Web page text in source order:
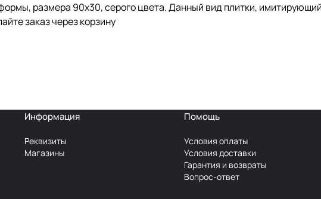
размера 90x30, серого цвета. Данный вид плитки,
заказ через корзину
Информация
Реквизиты
Магазины
Помощь
Условия оплаты
Условия доставки
Гарантия и возвраты
Вопрос-ответ